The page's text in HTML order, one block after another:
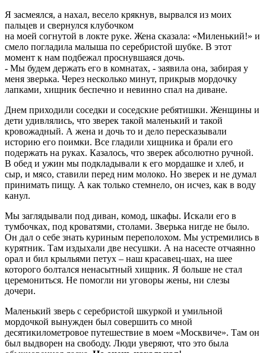
Я засмеялся, а нахал, весело крякнув, вырвался из моих
пальцев и свернулся клубочком
на моей согнутой в локте руке. Жена сказала: «Миленький!» и
смело погладила малыша по серебристой шубке. В этот
момент к нам подбежал проснувшаяся дочь.
- Мы будем держать его в комнатах, - заявила она, забирая у
меня зверька. Через несколько минут, прикрыв мордочку
лапками, хищник беспечно и невинно спал на диване.
Днем приходили соседки и соседские ребятишки. Женщины и
дети удивлялись, что зверек такой маленький и такой
кровожадный. А жена и дочь то и дело пересказывали
историю его поимки. Все гладили хищника и брали его
подержать на руках. Казалось, что зверек абсолютно ручной.
В обед и ужин мы подкладывали к его мордашке и хлеб, и
сыр, и мясо, ставили перед ним молоко. Но зверек и не думал
принимать пищу. А как только стемнело, он исчез, как в воду
канул.
Мы заглядывали под диван, комод, шкафы. Искали его в
тумбочках, под кроватями, столами. Зверька нигде не было.
Он дал о себе знать куриным переполохом. Мы устремились в
курятник. Там издыхали две несушки. А на насесте отчаянно
орал и бил крыльями петух – наш красавец-шах, на шее
которого болтался ненасытный хищник. Я больше не стал
церемониться. Не помогли ни уговоры жены, ни слезы
дочери.
Маленький зверь с серебристой шкуркой и умильной
мордочкой вынужден был совершить со мной
десятикилометровое путешествие в моем «Москвиче». Там он
был выдворен на свободу. Люди уверяют, что это была